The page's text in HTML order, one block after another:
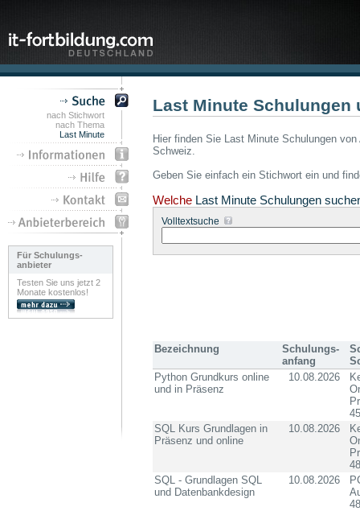
nach Stichwort
nach Thema
Last Minute
Für Schulungs-
anbieter
Testen Sie uns jetzt 2
Monate kostenlos!
Last Minute Schulungen
Hier finden Sie Last Minute Schulungen
Schweiz.
Geben Sie einfach ein Stichwort ein und
Welche Last Minute Schulungen
Volltextsuche
Bezeichnung
Schulungs-
anfang
Python Grundkurs online
und in Präsenz
10.08.2026
SQL Kurs Grundlagen in
Präsenz und online
10.08.2026
SQL - Grundlagen SQL
und Datenbankdesign
10.08.2026